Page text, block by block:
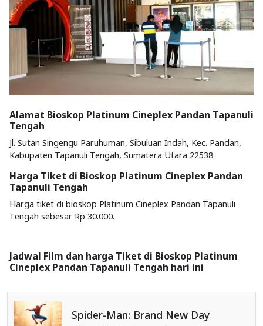
Alamat Bioskop Platinum Cineplex Pandan Tapanuli
Tengah
Jl. Sutan Singengu Paruhuman, Sibuluan Indah, Kec. Pandan,
Kabupaten Tapanuli Tengah, Sumatera Utara 22538
Harga Tiket di Bioskop Platinum Cineplex Pandan
Tapanuli Tengah
Harga tiket di bioskop Platinum Cineplex Pandan Tapanuli
Tengah sebesar Rp 30.000.
Jadwal Film dan harga Tiket di Bioskop Platinum
Cineplex Pandan Tapanuli Tengah hari ini
Spider-Man: Brand New Day